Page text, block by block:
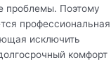
проблемы. Поэтому
профессиональная
исключить
комфорт